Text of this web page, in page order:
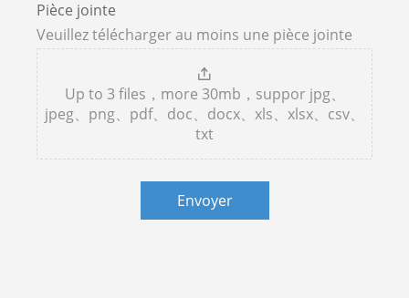
Pièce jointe
Veuillez télécharger au moins une pièce jointe
Up to 3 files，more 30mb，suppor jpg、
jpeg、png、pdf、doc、docx、xls、xlsx、csv、
txt
Envoyer